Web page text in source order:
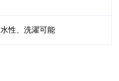
性、洗濯可能